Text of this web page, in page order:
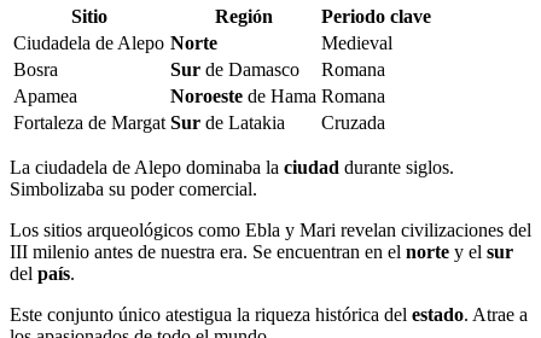
Sitio Región
Periodo clave
Ciudadela de Alepo Norte
Medieval
Bosra
Sur de Damasco
Romana
Apamea
Noroeste de Hama Romana
Fortaleza de Margat Sur de Latakia Cruzada
La ciudadela de Alepo dominaba la ciudad durante siglos.
Simbolizaba su poder comercial.
Los sitios arqueológicos como Ebla y Mari revelan civilizaciones del
III milenio antes de nuestra era. Se encuentran en el norte y el sur
del país.
Este conjunto único atestigua la riqueza histórica del estado. Atrae a